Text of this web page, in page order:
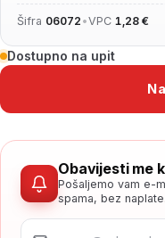
Šifra 06072 •VPC 1,28 €
Dostupno na upit
Obavijesti me
Pošaljemo vam e-
spama, bez naplate.